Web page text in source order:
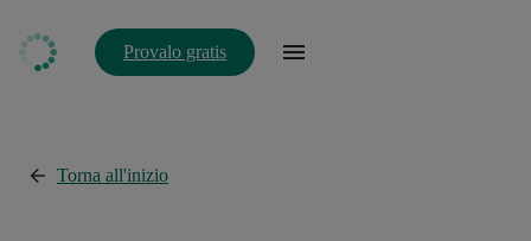
Provalo gratis
Torna all'inizio